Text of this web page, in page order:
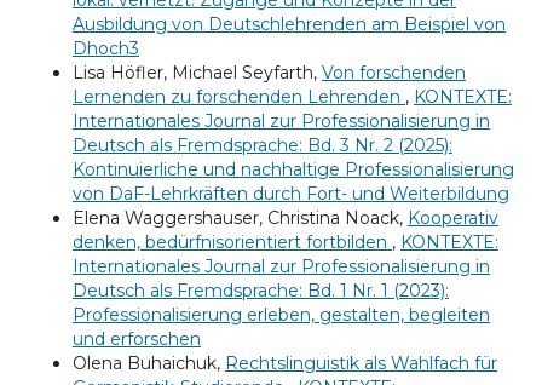
Ausbildung von Deutschlehrenden am Beispiel von
Dhoch3
Lisa Höfler, Michael Seyfarth, Von forschenden
Lernenden zu forschenden Lehrenden , KONTEXTE:
Internationales Journal zur Professionalisierung in
Deutsch als Fremdsprache: Bd. 3 Nr. 2 (2025):
Kontinuierliche und nachhaltige Professionalisierung
von DaF-Lehrkräften durch Fort- und Weiterbildung
Elena Waggershauser, Christina Noack, Kooperativ
denken, bedürfnisorientiert fortbilden , KONTEXTE:
Internationales Journal zur Professionalisierung in
Deutsch als Fremdsprache: Bd. 1 Nr. 1 (2023):
Professionalisierung erleben, gestalten, begleiten
und erforschen
Olena Buhaichuk, Rechtslinguistik als Wahlfach für